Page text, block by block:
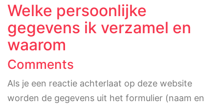
Welke persoonlijke
gegevens ik verzamel en
waarom
Comments
Als je een reactie achterlaat op deze website
worden de gegevens uit het formulier (naam en